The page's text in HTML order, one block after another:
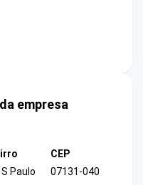
empresa
Paulo
CEP
07131-040